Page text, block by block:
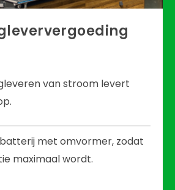
van stroom levert
met omvormer, zodat
maximaal wordt.